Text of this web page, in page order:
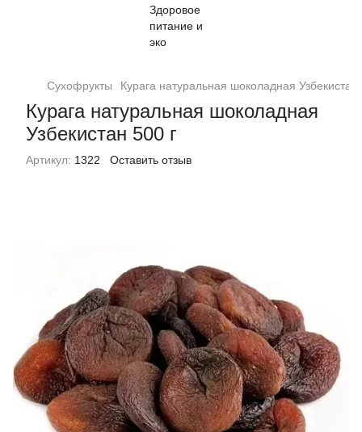
Сухофрукты Курага натуральная шоколадная Узбекистан
Курага натуральная шоколадная
Узбекистан 500 г
Артикул: 1322 Оставить отзыв